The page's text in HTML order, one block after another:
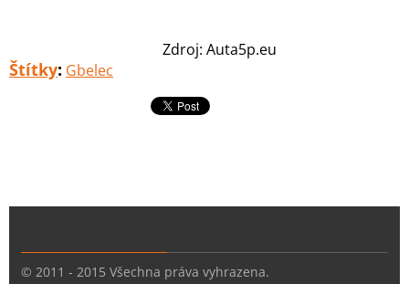
Zdroj: Auta5p.eu
Štítky: Gbelec
© 2011 - 2015 Všechna práva vyhrazena.